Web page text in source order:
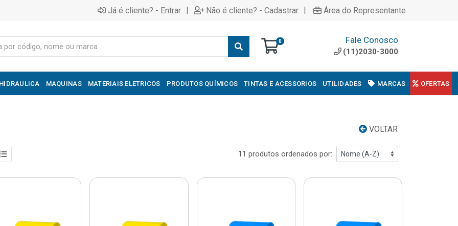
Já é cliente? - Entrar | Não é cliente? - Cadastrar | Área do Representante
0 Fale Conosco
(11)2030-3000
MAQUINAS MATERIAIS ELETRICOS PRODUTOS QUÍMICOS TINTAS E ACESSORIOS UTILIDADES MARCAS OFERTAS
VOLTAR
11 produtos ordenados por: